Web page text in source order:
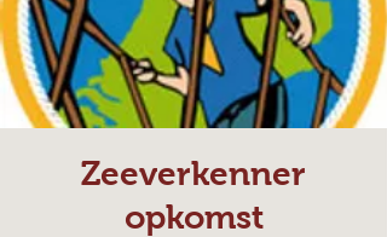
Zeeverkenner
opkomst